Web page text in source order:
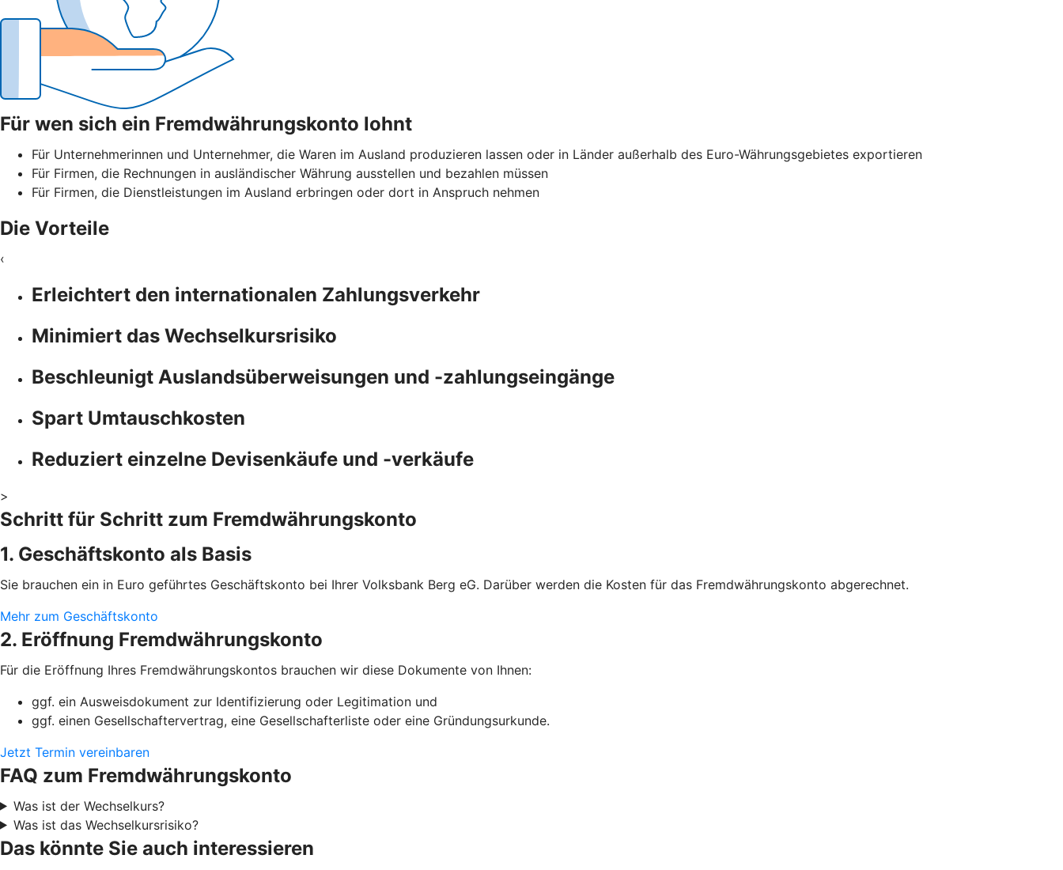
Für wen sich ein Fremdwährungskonto lohnt
Für Unternehmerinnen und Unternehmer, die Waren im Ausland produzieren lassen oder in Länder außerhalb des Euro-Währungsgebietes exportieren
Für Firmen, die Rechnungen in ausländischer Währung ausstellen und bezahlen müssen
Für Firmen, die Dienstleistungen im Ausland erbringen oder dort in Anspruch nehmen
Die Vorteile
‹
Erleichtert den internationalen Zahlungsverkehr
Minimiert das Wechselkursrisiko
Beschleunigt Auslandsüberweisungen und -zahlungseingänge
Spart Umtauschkosten
Reduziert einzelne Devisenkäufe und -verkäufe
>
Schritt für Schritt zum Fremdwährungskonto
1. Geschäftskonto als Basis
Sie brauchen ein in Euro geführtes Geschäftskonto bei Ihrer Volksbank Berg eG. Darüber werden die Kosten für das Fremdwährungskonto abgerechnet.
Mehr zum Geschäftskonto
2. Eröffnung Fremdwährungskonto
Für die Eröffnung Ihres Fremdwährungskontos brauchen wir diese Dokumente von Ihnen:
ggf. ein Ausweisdokument zur Identifizierung oder Legitimation und
ggf. einen Gesellschaftervertrag, eine Gesellschafterliste oder eine Gründungsurkunde.
Jetzt Termin vereinbaren
FAQ zum Fremdwährungskonto
Was ist der Wechselkurs?
Was ist das Wechselkursrisiko?
Das könnte Sie auch interessieren